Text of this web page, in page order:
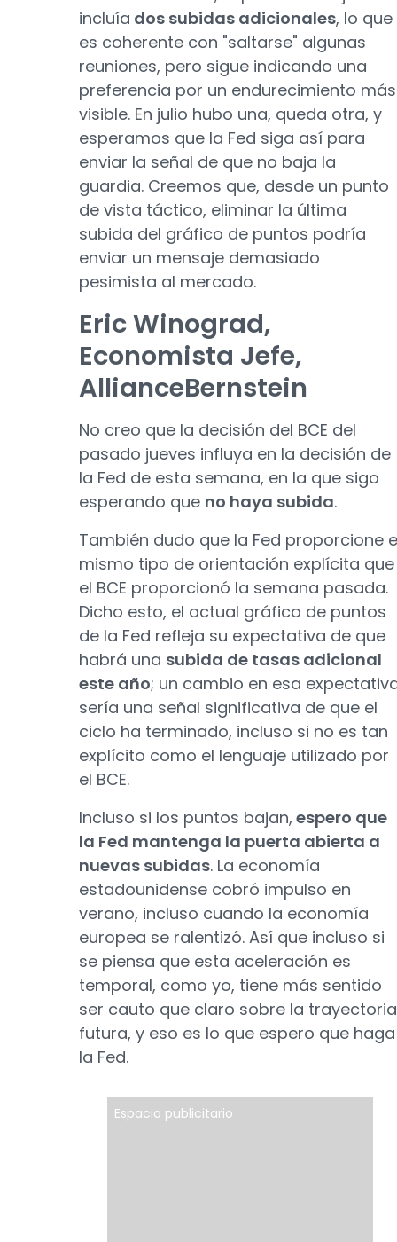
incluía dos subidas adicionales, lo que
es coherente con "saltarse" algunas
reuniones, pero sigue indicando una
preferencia por un endurecimiento más
visible. En julio hubo una, queda otra, y
esperamos que la Fed siga así para
enviar la señal de que no baja la
guardia. Creemos que, desde un punto
de vista táctico, eliminar la última
subida del gráfico de puntos podría
enviar un mensaje demasiado
pesimista al mercado.
Eric Winograd,
Economista Jefe,
AllianceBernstein
No creo que la decisión del BCE del
pasado jueves influya en la decisión de
la Fed de esta semana, en la que sigo
esperando que no haya subida.
También dudo que la Fed proporcione
mismo tipo de orientación explícita que
el BCE proporcionó la semana pasada.
Dicho esto, el actual gráfico de puntos
de la Fed refleja su expectativa de que
habrá una subida de tasas adicional
este año; un cambio en esa
sería una señal significativa de que el
ciclo ha terminado, incluso si no es tan
explícito como el lenguaje utilizado por
el BCE.
Incluso si los puntos bajan, espero que
la Fed mantenga la puerta abierta a
nuevas subidas. La economía
estadounidense cobró impulso en
verano, incluso cuando la economía
europea se ralentizó. Así que incluso si
se piensa que esta aceleración es
temporal, como yo, tiene más sentido
ser cauto que claro sobre la trayectoria
futura, y eso es lo que espero que haga
la Fed.
Espacio publicitario